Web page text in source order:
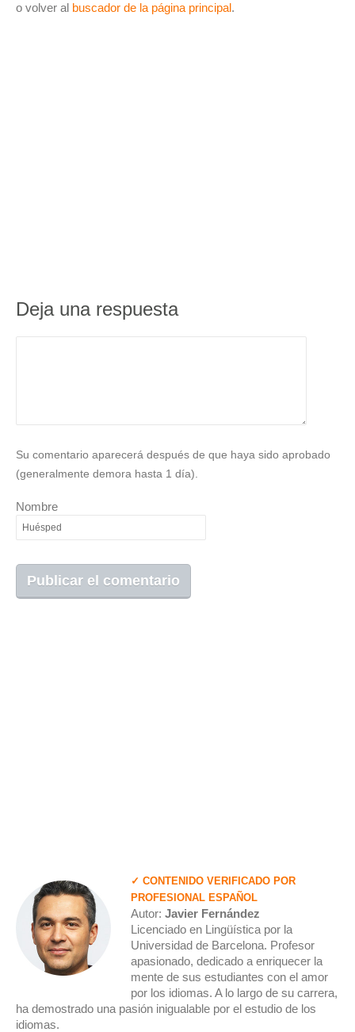
o volver al buscador de la página principal.
Deja una respuesta
Su comentario aparecerá después de que haya sido aprobado
(generalmente demora hasta 1 día).
Nombre
✓ CONTENIDO VERIFICADO POR
PROFESIONAL ESPAÑOL
Autor: Javier Fernández
Licenciado en Lingüística por la
Universidad de Barcelona. Profesor
apasionado, dedicado a enriquecer la
mente de sus estudiantes con el amor
por los idiomas. A lo largo de su carrera,
ha demostrado una pasión inigualable por el estudio de los
idiomas.